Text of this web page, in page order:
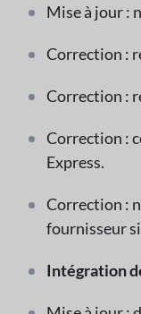
Mise à jour :
Correction :
Correction :
Correction :
Express.
Correction :
fournisseur
Intégration